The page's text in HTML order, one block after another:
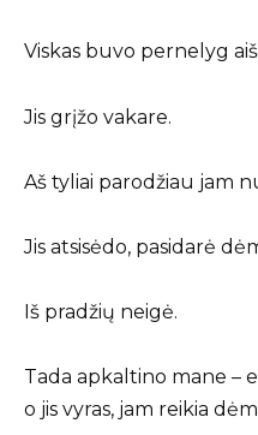
Viskas buvo pernelyg
Jis grįžo vakare.
Aš tyliai parodžiau jam
Jis atsisėdo, pasidarė
Iš pradžių neigė.
Tada apkaltino mane –
o jis vyras, jam reikia